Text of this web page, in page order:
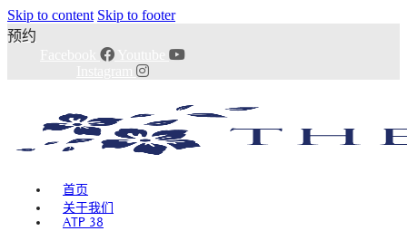
Skip to content Skip to footer
预约
首页
关于我们
ATP 38